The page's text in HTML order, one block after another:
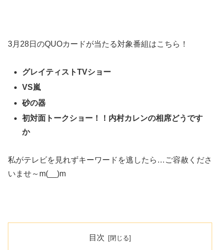
3月28日のQUOカードが当たる対象番組はこちら！
グレイティストTVショー
VS嵐
砂の器
初対面トークショー！！内村カレンの相席どうです
か
私がテレビを見れずキーワードを逃したら…ご容赦くださ
いませ～m(__)m
目次